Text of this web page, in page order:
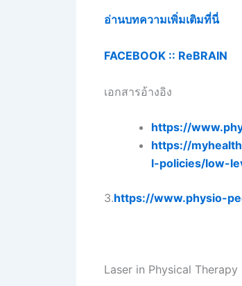
อ่านบทความเพิ่มเติมที่นี่
FACEBOOK :: ReBRAIN
เอกสารอ้างอิง
https://
https://
l-policies/low-
3.https://www.physio-
Laser in Physical Therapy